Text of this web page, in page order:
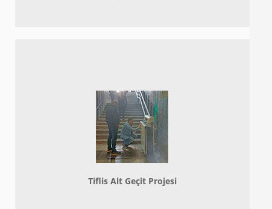
Tiflis Alt Geçit Projesi